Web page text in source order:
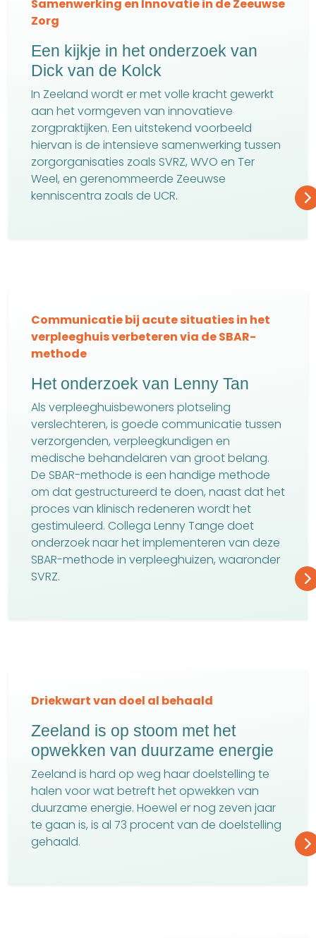
Samenwerking en Innovatie in de Zeeuwse
Zorg
Een kijkje in het onderzoek van
Dick van de Kolck
In Zeeland wordt er met volle kracht gewerkt
aan het vormgeven van innovatieve
zorgpraktijken. Een uitstekend voorbeeld
hiervan is de intensieve samenwerking tussen
zorgorganisaties zoals SVRZ, WVO en Ter
Weel, en gerenommeerde Zeeuwse
kenniscentra zoals de UCR.
Communicatie bij acute situaties in het
verpleeghuis verbeteren via de SBAR-
methode
Het onderzoek van Lenny Tan
Als verpleeghuisbewoners plotseling
verslechteren, is goede communicatie tussen
verzorgenden, verpleegkundigen en
medische behandelaren van groot belang.
De SBAR-methode is een handige methode
om dat gestructureerd te doen, naast dat het
proces van klinisch redeneren wordt het
gestimuleerd. Collega Lenny Tange doet
onderzoek naar het implementeren van deze
SBAR-methode in verpleeghuizen, waaronder
SVRZ.
Driekwart van doel al behaald
Zeeland is op stoom met het
opwekken van duurzame energie
Zeeland is hard op weg haar doelstelling te
halen voor wat betreft het opwekken van
duurzame energie. Hoewel er nog zeven jaar
te gaan is, is al 73 procent van de doelstelling
gehaald.